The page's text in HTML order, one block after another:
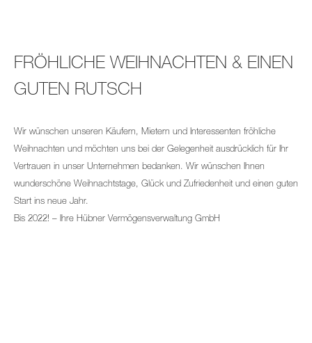
FRÖHLICHE WEIHNACHTEN & EINEN
GUTEN RUTSCH
Wir wünschen unseren Käufern, Mietern und Interessenten fröhliche
Weihnachten und möchten uns bei der Gelegenheit ausdrücklich für Ihr
Vertrauen in unser Unternehmen bedanken. Wir wünschen Ihnen
wunderschöne Weihnachtstage, Glück und Zufriedenheit und einen guten
Start ins neue Jahr.
Bis 2022! – Ihre Hübner Vermögensverwaltung GmbH